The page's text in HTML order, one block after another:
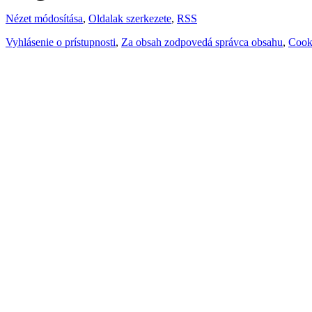
Nézet módosítása, Oldalak szerkezete, RSS
Vyhlásenie o prístupnosti, Za obsah zodpovedá správca obsahu,